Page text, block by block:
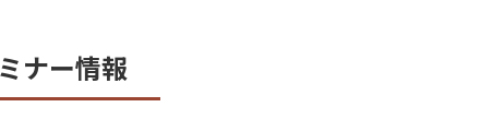
ナー情報